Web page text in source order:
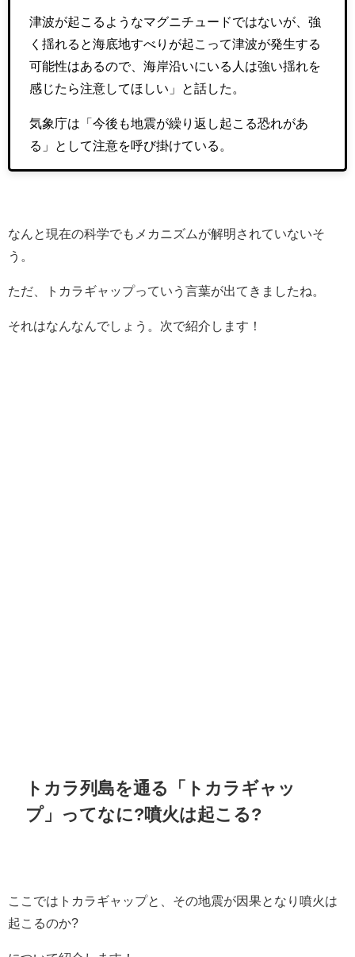
津波が起こるようなマグニチュードではないが、強
く揺れると海底地すべりが起こって津波が発生する
可能性はあるので、海岸沿いにいる人は強い揺れを
感じたら注意してほしい」と話した。
気象庁は「今後も地震が繰り返し起こる恐れがあ
る」として注意を呼び掛けている。
なんと現在の科学でもメカニズムが解明されていないそ
う。
ただ、トカラギャップっていう言葉が出てきましたね。
それはなんなんでしょう。次で紹介します！
トカラ列島を通る「トカラギャッ
プ」ってなに?噴火は起こる?
ここではトカラギャップと、その地震が因果となり噴火は
起こるのか?